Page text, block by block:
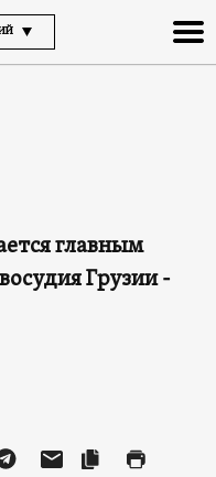
главным
Грузии -